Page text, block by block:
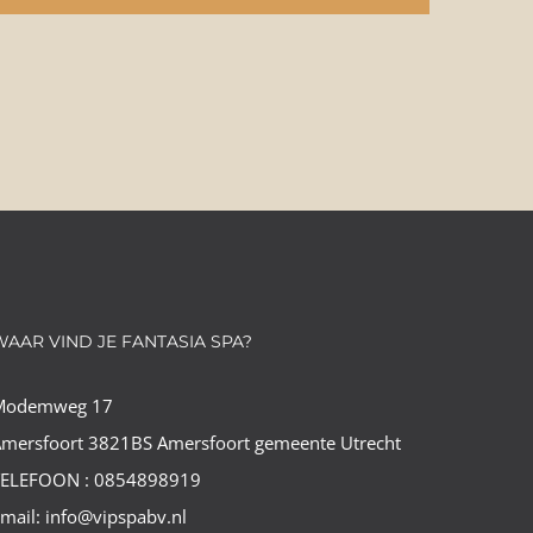
VIND JE FANTASIA SPA?
17
3821BS Amersfoort gemeente Utrecht
: 0854898919
info@vipspabv.nl